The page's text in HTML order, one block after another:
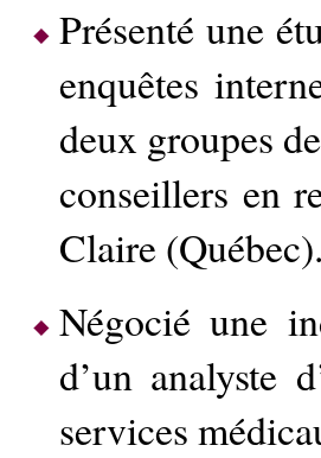
Présenté une
enquêtes
deux groupes
conseillers en
Claire (Québec).
Négocié une
d’un analyste
services